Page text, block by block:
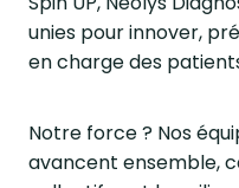
unies pour innover,
en charge des
Notre force ? Nos
avancent ensemble,